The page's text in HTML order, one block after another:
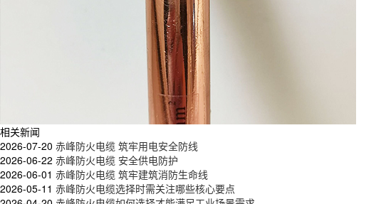
相关新闻
2026-07-20 赤峰防火电缆 筑牢用电安全防线
2026-06-22 赤峰防火电缆 安全供电防护
2026-06-01 赤峰防火电缆 筑牢建筑消防生命线
2026-05-11 赤峰防火电缆选择时需关注哪些核心要点